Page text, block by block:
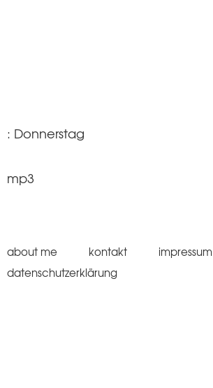
: Donnerstag
mp3
about me kontakt
impressum
datenschutzerklärung